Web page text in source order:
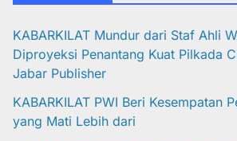
KABARKILAT Mundur dari Staf Ahli
Diproyeksi Penantang Kuat Pilkada
Jabar Publisher
KABARKILAT PWI Beri Kesempatan
yang Mati Lebih dari